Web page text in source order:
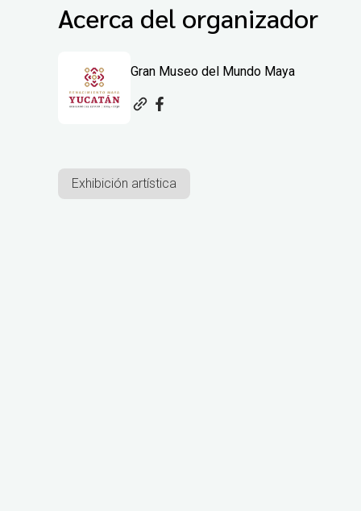
Acerca del organizador
Gran Museo del Mundo Maya
Exhibición artística